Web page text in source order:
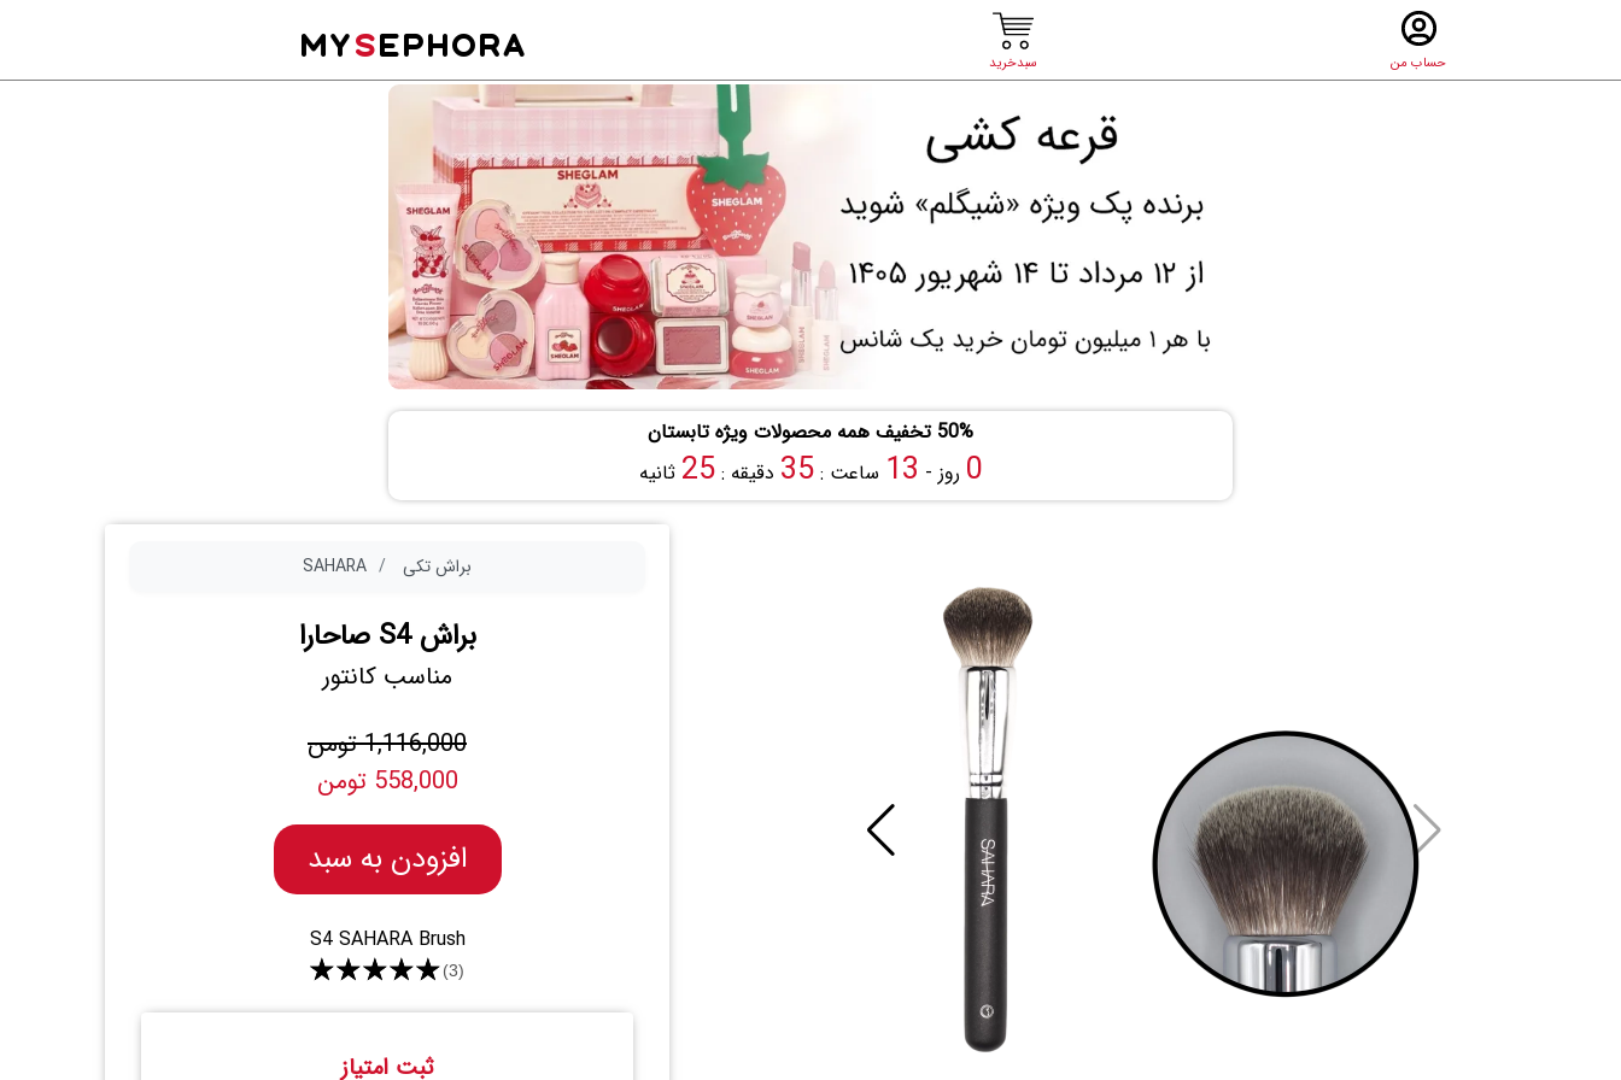
حساب من سبدخرید
MYSEPHORA
50% تخفیف همه محصولات ویژه تابستان
0 روز - 13 ساعت :35 دقیقه :24 ثانیه
براش تکی SAHARA
براش S4 صاحارا
مناسب کانتور
1,116,000 تومن
558,000 تومن
افزودن به سبد
S4 SAHARA Brush
★★★★★(3)
ثبت امتیاز